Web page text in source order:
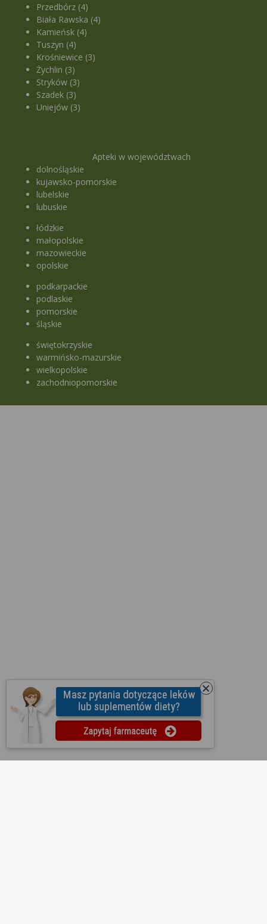
Przedbórz (4)
Biała Rawska (4)
Kamieńsk (4)
Tuszyn (4)
Krośniewice (3)
Żychlin (3)
Stryków (3)
Szadek (3)
Uniejów (3)
Apteki w województwach
dolnośląskie
kujawsko-pomorskie
lubelskie
lubuskie
łódzkie
małopolskie
mazowieckie
opolskie
podkarpackie
podlaskie
pomorskie
śląskie
świętokrzyskie
warmińsko-mazurskie
wielkopolskie
zachodniopomorskie